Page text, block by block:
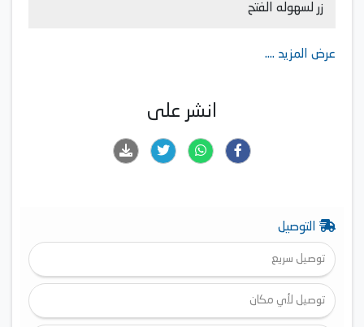
زر لسهوله الفتح
عرض المزيد ....
انشر على
التوصيل
توصيل سريع
توصيل لأي مكان